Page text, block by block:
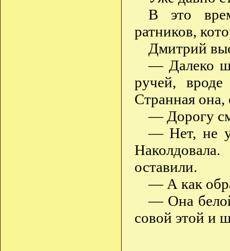
В это
ратников,
Дмитрий
— Далеко
ручей,
Странная
— Дорогу
— Нет, не
оставили.
— А как
— Она
совой этой и